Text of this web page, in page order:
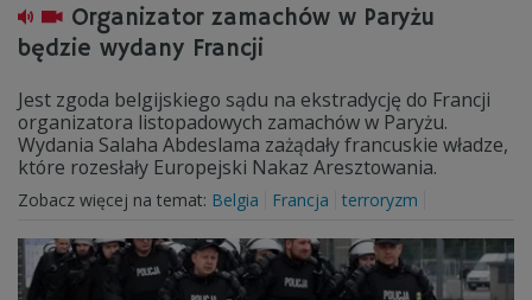
Organizator zamachów w Paryżu
będzie wydany Francji
Jest zgoda belgijskiego sądu na ekstradycję do Francji
organizatora listopadowych zamachów w Paryżu.
Wydania Salaha Abdeslama zażądały francuskie władze,
które rozesłały Europejski Nakaz Aresztowania.
Zobacz więcej na temat: Belgia Francja terroryzm